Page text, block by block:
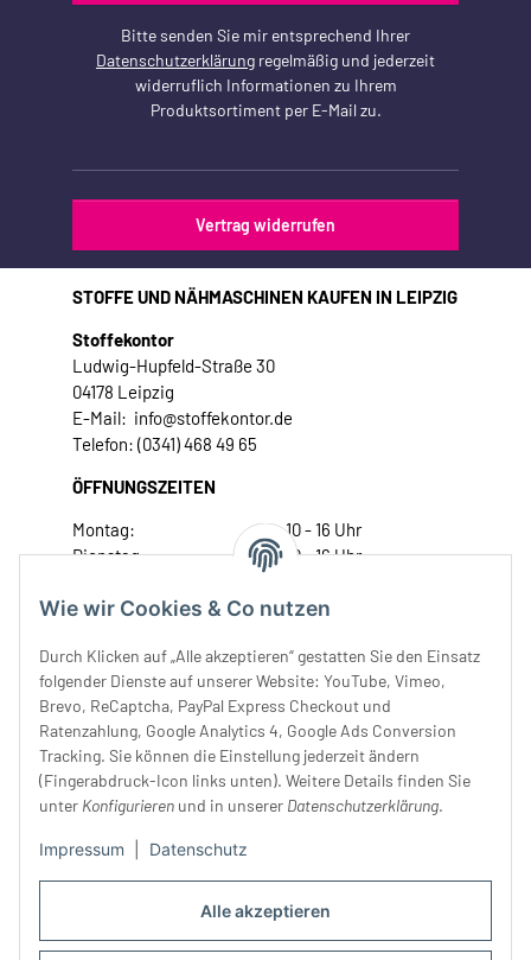
Alle akzeptieren
Wie wir Cookies & Co nutzen
Durch Klicken auf „Alle akzeptieren“ gestatten Sie den Einsatz
folgender Dienste auf unserer Website: YouTube, Vimeo,
Brevo, ReCaptcha, PayPal Express Checkout und
Ratenzahlung, Google Analytics 4, Google Ads Conversion
Tracking. Sie können die Einstellung jederzeit ändern
(Fingerabdruck-Icon links unten). Weitere Details finden Sie
unter Konfigurieren und in unserer Datenschutzerklärung.
Impressum Datenschutz
Bitte senden Sie mir entsprechend Ihrer
Datenschutzerklärung regelmäßig und jederzeit
widerruflich Informationen zu Ihrem
Produktsortiment per E-Mail zu.
Vertrag widerrufen
STOFFE UND NÄHMASCHINEN KAUFEN IN LEIPZIG
Stoffekontor
Ludwig-Hupfeld-Straße 30
04178 Leipzig
E-Mail: info@stoffekontor.de
Telefon: (0341) 468 49 65
ÖFFNUNGSZEITEN
Montag:
10 - 16 Uhr
Dienstag:
10 - 16 Uhr
Donnerstag:
10 - 18 Uhr
Samstag:
10 - 14 Uhr
Unser Service
Rechtliches